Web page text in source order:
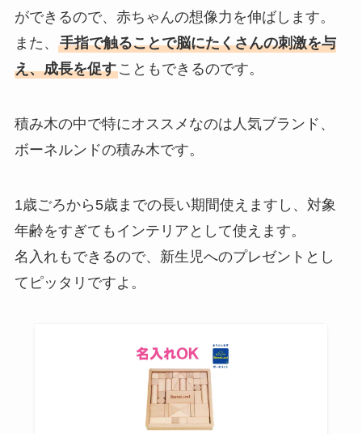
ができるので、赤ちゃんの想像力を伸ばします。
また、 手指で触ることで脳にたくさんの刺激を与
え、成長を促すこともできるのです。
積み木の中で特にオススメなのは人気ブランド、
ボーネルンドの積み木です。
1歳ごろから5歳までの長い期間使えますし、対象
年齢をすぎてもインテリアとして使えます。
名入れもできるので、新生児へのプレゼントとし
てピッタリですよ。